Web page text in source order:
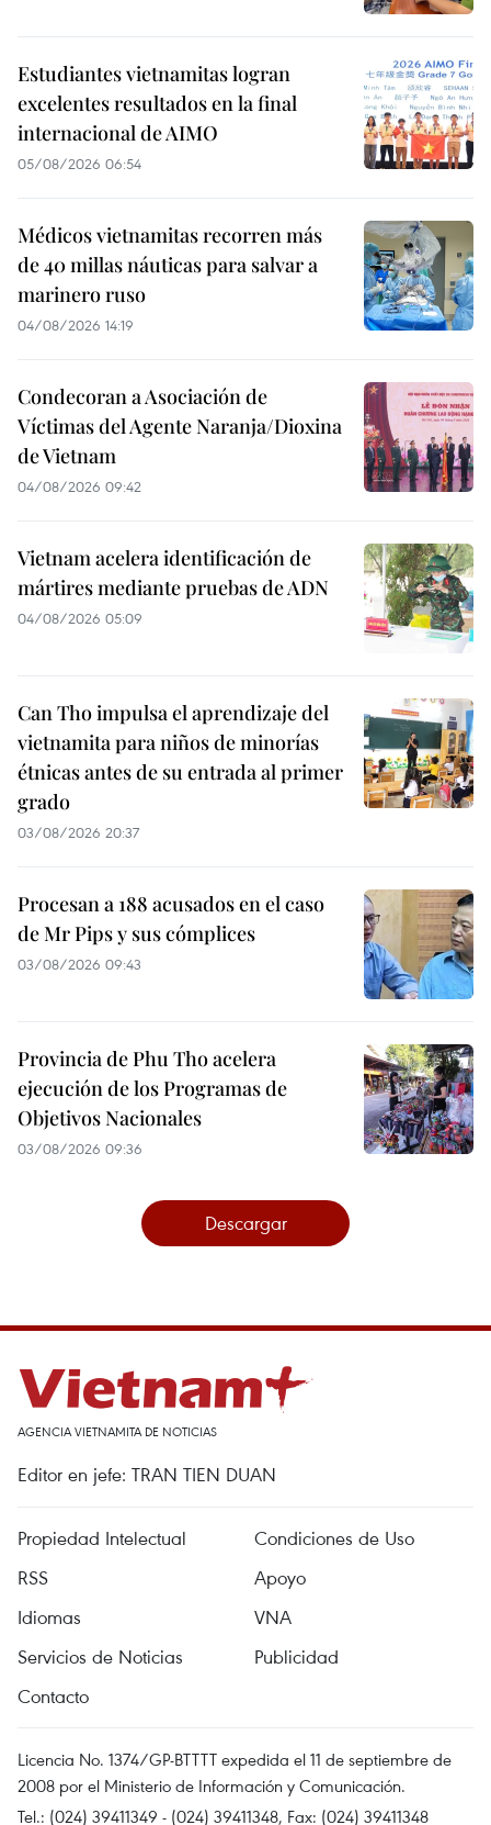
Estudiantes vietnamitas logran
excelentes resultados en la final
internacional de AIMO
05/08/2026 06:54
Médicos vietnamitas recorren más
de 40 millas náuticas para salvar a
marinero ruso
04/08/2026 14:19
Condecoran a Asociación de
Víctimas del Agente Naranja/Dioxina
de Vietnam
04/08/2026 09:42
Vietnam acelera identificación de
mártires mediante pruebas de ADN
04/08/2026 05:09
Can Tho impulsa el aprendizaje del
vietnamita para niños de minorías
étnicas antes de su entrada al primer
grado
03/08/2026 20:37
Procesan a 188 acusados en el caso
de Mr Pips y sus cómplices
03/08/2026 09:43
Provincia de Phu Tho acelera
ejecución de los Programas de
Objetivos Nacionales
03/08/2026 09:36
Descargar
AGENCIA VIETNAMITA DE NOTICIAS
Editor en jefe: TRAN TIEN DUAN
Propiedad Intelectual
Condiciones de Uso
RSS
Apoyo
Idiomas
VNA
Servicios de Noticias
Publicidad
Contacto
Licencia No. 1374/GP-BTTTT expedida el 11 de septiembre de
2008 por el Ministerio de Información y Comunicación.
Tel.: (024) 39411349 - (024) 39411348, Fax: (024) 39411348